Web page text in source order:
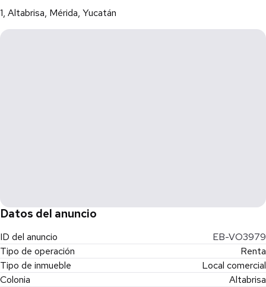
•Mes de depósito con aval con propiedad libre de gravamen.
•Doble depósito al no contar con aval con propiedad libre de
gravamen.
1, Altabrisa, Mérida, Yucatán
Datos del anuncio
ID del anuncio
EB-VO3979
Tipo de operación
Renta
Tipo de inmueble
Local comercial
Colonia
Altabrisa